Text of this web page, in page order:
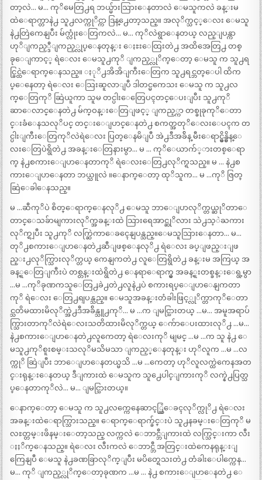
တာ့လဲ… မ… ကုိမေတြ႕ရ ဘယ္မ်ားသြားေနတာလဲ ေမသူကလဲ ခန္းမ
ထဲေရာက္တာနဲ႕ သူ႕လက္ကုိင္ကာ ဒြန္႕ေတာ့သည္။ အလုိက္သင့္ေလး ေမသူ
နဲ႕တြဲကေနျပီး မ်က္လုံးေတြကလဲ… မ… ကုိလဲရွာေနတယ္ လည္ျပန္ကာ
ဟုိျကည့္ဒီျကည့္လုပ္ေနတုန္း ေႏႊးေထြးတဲ႕ အထိအေတြ႕ တစ္
ခုေျကာင့္ ရဲေလး ေမသူ႕ကုိ ျကည့္လုိက္ေတာ့ ေမသူ က သူ႕ရ
င္ခြင္ထဲေရာက္ေနသည္။ ႏုိ႕အိအိျကီးေတြက သူ႕ရင္ဘတ္ေပါ ထိက
ပ္ေနေတာ့ ရဲေလး ေသြးဆူလာျပီ ဒါတင္မကေသး ေမသူ က သူ႕လ
က္ေတြကုိ ဆြဲယူကာ သူမ တင္ပါးေတြေပၚတင္ေပးျပီး သူ႕ကုိ
ဆာေလာင္ေနတဲ႕ မ်က္ဝန္းေတြျဖင့္ ျကည့္ကာ တစ္ခုခုကုိေတာ
င္းခံေနသလုိပင္ တင္းေျပာင္ေနတဲ႕ စကတ္အတုိေလးေပၚက တ
င္ပါးျကီးေတြကုိလဲရဲေလး ပြတ္ေနမိျပီ အဲ႕ဒီအခ်ိန္ မီးေရာင္မွိန္မွိန္ေ
လးေတြပဲရွိတဲ႕ အခန္းေတြနားမွာ… မ … ကုိေယာက်္ားတစ္ေရာ
က္ နဲ႕စကားေျပာေနတာကုိ ရဲေလးေတြ႕လုိက္ရသည္။ မ … နဲ႕စ
ကားေျပာေနတာ ဘယ္သူလဲ ။ေနာက္ေတာ့ ထုိသူက… မ …ကုိ ဇြတ္
ဆြဲေခါေနသည္။
မ …ဆီကုိပဲ စိတ္ေရာက္ေနလုိ႕ ေမသူ ဘာေျပာလုိက္တယ္ဆုိတာေ
တာင္ေသခ်ာမျကားလုိက္အခန္းထဲ သြားရေအာင္ဆုိလား သဲ႕သ့ဲႀကား
လုိက္ရျပီး သူ႕ကုိ လက္ဆြဲကာေခၚေနျပန္သည္။ေမသူသြားေနတာ… မ…
တုိ႕စကားေျပာေနတဲ႕ဆီျဖစ္ေနလုိ႕ ရဲေလး ခပ္ျဖည္းျဖ
ည္း႕လုိက္သြားလုိက္တယ္ ကေနျကတဲ႕ လူေတြရွိတဲ႕ ခန္းမ အကြယ္ အ
ခန္ူေတြျကီးပဲ တစ္တန္းထဲရွိတဲ႕ ေနရာေရာက္မွ အခန္ူးတစ္ခန္းေရွ့မွာ
…မ …ကုိခုဏကသူေတြ႕ခဲ႕တဲ႕လူနဲ႕ပဲ စကားရပ္ေျပာေနျကတာ
ကုိ ရဲေလး ေတြ႕ရျပန္သည္။ ေမသူအခန္းတံခါးဖြင့္လုိက္တာကုိေတာ
င္သတိမထားမိလုိက္အဲ႕ဒီအခ်ိန္သူ႕ကုိ… မ …က ျမင္သြားတယ္ …မ… အမူအရာပ်
က္သြားတာကုိလဲရဲေလးသတိထားမိလုိက္တယ္ ေက်ာေပးထားလုိ႕ …မ…
နဲ႕စကားေျပာေနတဲ႕လူကေတာ့ ရဲေလးကုိ မျမင္ …မ …က သူ နဲ႕ ေ
မသူ႕ကုိစူးစမ္းသလုိမသိမသာ ျကည့္ေနတုန္း ဟုိလူက …မ …လ
က္ကုိ ဆြဲျပီး ဘာေျပာေနတယ္မသိ …မ …ကေတာ့ ဟုိလူလက္ထဲကေနအတ
င္းရုန္းေနတယ္ ဒီျကားထဲ ေမသူက သူ႕ေပါင္ျကားကုိ လက္နဲ႕ပြတ္သ
ပ္ေနတာကုိလဲ… မ… ျမင္သြားတယ္။
ေနာက္ေတာ့ ေမသူ က သူ႕လက္ကေနေဆာင့္ဆြဲေခၚလုိက္လုိ႕ ရဲေလး
အခန္းထဲေရာက္သြားသည္။ ေရာက္ေရာက္ခ်င္းပဲ သူ႕နခမ္းေတြကုိ မ
လႊတ္တမ္းဖိနမ္းေတာ့သည္ လက္ကလဲ ေဘာင္ဘီျကားထဲ လက္သြင္းကာ လီး
ႏႈိက္ေနသည္။ ရဲေလး လီးကလဲ ေဘာင္ဘီ အတြင္းထဲကေနရုန္းျ
ကြေနျပီ ေမသူ နဲ႕ခဏခြာလုိက္ျပီး မပိတ္ရေသးတဲ႕ တံခါးေပါက္ကေန…
မ… ကုိ ျကည့္လုိက္ေတာ့ခုဏက …မ … နဲ႕ စကားေျပာေနတဲ႕ ေ